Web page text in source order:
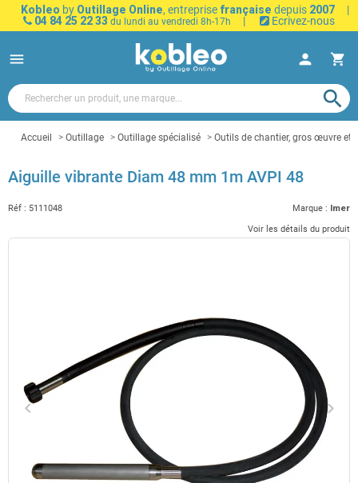
Kobleo by Outillage Online, entreprise française depuis 2007
|
04 84 25 22 33 du lundi au vendredi 8h-17h | Ecrivez-nous
menu person shopping_cart
search
Accueil Outillage Outillage spécialisé Outils de chantier, gros œuvre et
Aiguille vibrante Diam 48 mm 1m AVPI 48
Réf : 5111048 Marque : Imer
Voir les détails du produit
Précédent
keyboard_arrow_left keyboard_arrow_right